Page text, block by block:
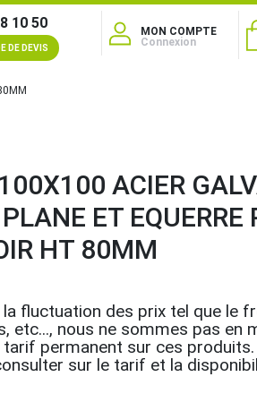
10 50
DE DEVIS
MON COMPTE
Connexion
ACIER
ET EQUERRE
HT 80MM
la fluctuation des prix tel que le
etc..., nous ne sommes pas en
tarif permanent sur ces
sur le tarif et la